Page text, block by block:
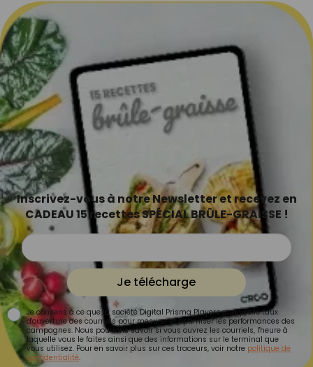
Inscrivez-vous à notre Newsletter et recevez en
CADEAU 15 recettes SPÉCIAL BRÛLE-GRAISSE !
Je télécharge
Je consens à ce que la société Digital Prisma Players analyse le taux
d'ouverture des courriels pour mesurer et optimiser les performances des
campagnes. Nous pourrons savoir si vous ouvrez les courriels, l'heure à
laquelle vous le faites ainsi que des informations sur le terminal que
vous utilisez. Pour en savoir plus sur ces traceurs, voir notre politique de
confidentialité.